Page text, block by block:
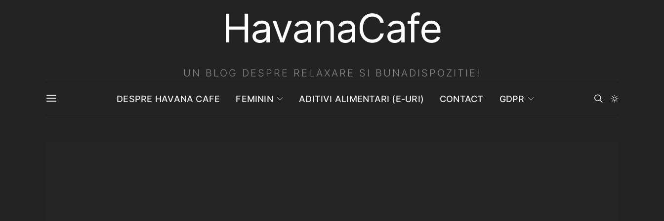
HavanaCafe
UN BLOG DESPRE RELAXARE SI BUNADISPOZITIE!
DESPRE HAVANA CAFE FEMININ ADITIVI ALIMENTARI (E-URI) CONTACT GDPR